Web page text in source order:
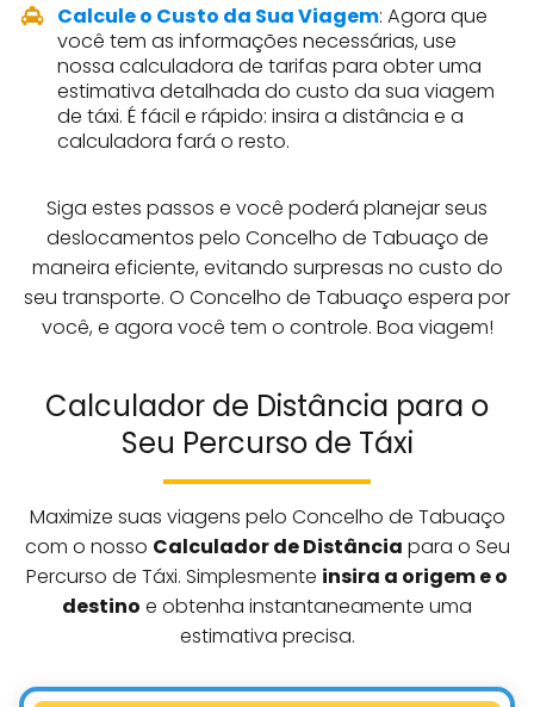
Calcule o Custo da Sua Viagem: Agora que
você tem as informações necessárias, use
nossa calculadora de tarifas para obter uma
estimativa detalhada do custo da sua viagem
de táxi. É fácil e rápido: insira a distância e a
calculadora fará o resto.
Siga estes passos e você poderá planejar seus
deslocamentos pelo Concelho de Tabuaço de
maneira eficiente, evitando surpresas no custo do
seu transporte. O Concelho de Tabuaço espera por
você, e agora você tem o controle. Boa viagem!
Calculador de Distância para o
Seu Percurso de Táxi
Maximize suas viagens pelo Concelho de Tabuaço
com o nosso Calculador de Distância para o Seu
Percurso de Táxi. Simplesmente insira a origem e o
destino e obtenha instantaneamente uma
estimativa precisa.